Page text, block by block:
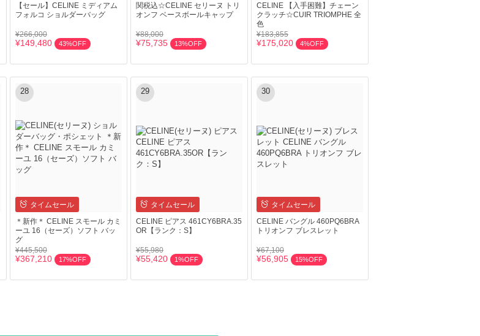
【セール】CELINE ミディアム
フォルコ ショルダーバッグ
¥266,000
¥149,480 43%OFF
関税込☆CELINE セリーヌ トリ
オンフ ベースボールキャップ
¥88,000
¥75,735 13%OFF
CELINE 【入手困難】チェーン
クラッチ☆CUIR TRIOMPHE 全
色
¥183,855
¥175,020 4%OFF
28
タイムセール
＊新作＊ CELINE スモール カミ
ーユ 16（セーズ）ソフト バッ
グ
¥445,500
¥367,210 17%OFF
29
タイムセール
CELINE ピアス 461CY6BRA.35
OR【ランク：S】
¥55,980
¥55,420 1%OFF
30
タイムセール
CELINE バングル 460PQ6BRA
トリオンフ ブレスレット
¥67,100
¥56,905 15%OFF